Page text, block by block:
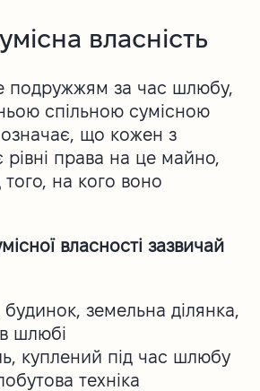
власність
подружжям за час шлюбу,
спільною сумісною
що кожен з
права на це майно,
того, на кого воно
власності зазвичай
земельна ділянка,
шлюбі
куплений під час шлюбу
техніка